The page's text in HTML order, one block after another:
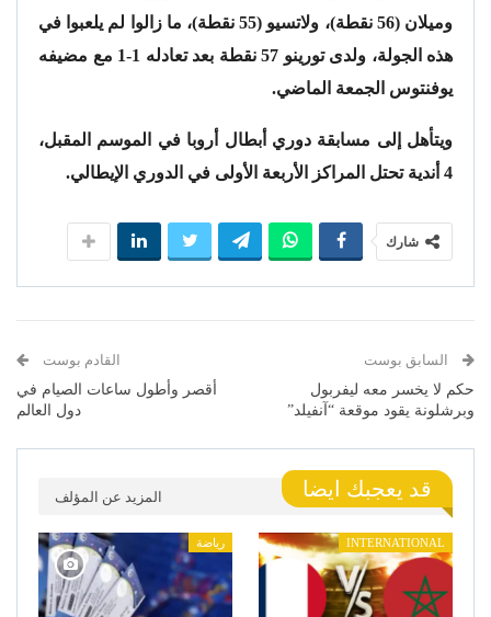
وميلان (56 نقطة)، ولاتسيو (55 نقطة)، ما زالوا لم يلعبوا في
هذه الجولة، ولدى تورينو 57 نقطة بعد تعادله 1-1 مع مضيفه
يوفنتوس الجمعة الماضي.
ويتأهل إلى مسابقة دوري أبطال أروبا في الموسم المقبل،
4 أندية تحتل المراكز الأربعة الأولى في الدوري الإيطالي.
شارك
السابق بوست
حكم لا يخسر معه ليفربول
وبرشلونة يقود موقعة “آنفيلد”
القادم بوست
أقصر وأطول ساعات الصيام في
دول العالم
قد يعجبك ايضا المزيد عن المؤلف
INTERNATIONAL رياضة